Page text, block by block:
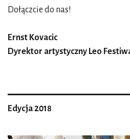
Dołączcie do nas!
Ernst Kovacic
Dyrektor artystyczny Leo
Edycja 2018